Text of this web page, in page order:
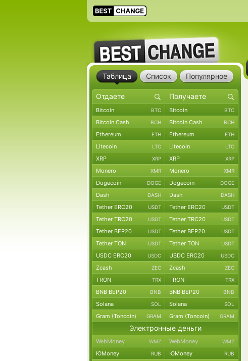
Таблица Список Популярное
Bitcoin BTC Bitcoin BTC
Bitcoin Cash BCH Bitcoin Cash BCH
Ethereum ETH Ethereum ETH
Litecoin LTC Litecoin LTC
XRP XRP XRP XRP
Monero XMR Monero XMR
Dogecoin DOGE Dogecoin DOGE
Dash DASH Dash DASH
Tether ERC20 USDT Tether ERC20 USDT
Tether TRC20 USDT Tether TRC20 USDT
Tether BEP20 USDT Tether BEP20 USDT
Tether TON USDT Tether TON USDT
USDC ERC20 USDC USDC ERC20 USDC
Zcash ZEC Zcash ZEC
TRON TRX TRON TRX
BNB BEP20 BNB BNB BEP20 BNB
Solana SOL Solana SOL
Gram (Toncoin) GRAM Gram (Toncoin) GRAM
Электронные деньги
WebMoney WMZ WebMoney WMZ
ЮMoney RUB ЮMoney RUB